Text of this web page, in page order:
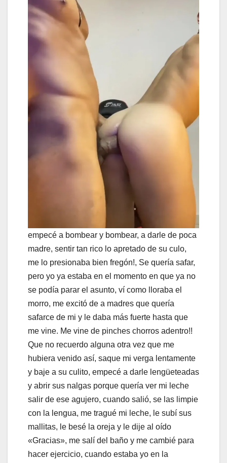
empecé a bombear y bombear, a darle de poca
madre, sentir tan rico lo apretado de su culo,
me lo presionaba bien fregón!, Se quería safar,
pero yo ya estaba en el momento en que ya no
se podía parar el asunto, ví como lloraba el
morro, me excitó de a madres que quería
safarce de mi y le daba más fuerte hasta que
me vine. Me vine de pinches chorros adentro!!
Que no recuerdo alguna otra vez que me
hubiera venido así, saque mi verga lentamente
y baje a su culito, empecé a darle lengüeteadas
y abrir sus nalgas porque quería ver mi leche
salir de ese agujero, cuando salió, se las limpie
con la lengua, me tragué mi leche, le subí sus
mallitas, le besé la oreja y le dije al oído
«Gracias», me salí del baño y me cambié para
hacer ejercicio, cuando estaba yo en la